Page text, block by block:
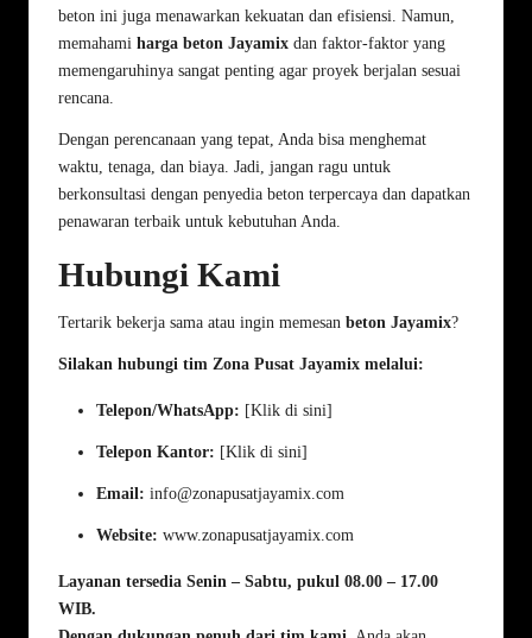
beton ini juga menawarkan kekuatan dan efisiensi. Namun,
memahami harga beton Jayamix dan faktor-faktor yang
memengaruhinya sangat penting agar proyek berjalan sesuai
rencana.
Dengan perencanaan yang tepat, Anda bisa menghemat
waktu, tenaga, dan biaya. Jadi, jangan ragu untuk
berkonsultasi dengan penyedia beton terpercaya dan dapatkan
penawaran terbaik untuk kebutuhan Anda.
Hubungi Kami
Tertarik bekerja sama atau ingin memesan beton Jayamix?
Silakan hubungi tim Zona Pusat Jayamix melalui:
Telepon/WhatsApp: [Klik di sini]
Telepon Kantor: [Klik di sini]
Email: info@zonapusatjayamix.com
Website: www.zonapusatjayamix.com
Layanan tersedia Senin – Sabtu, pukul 08.00 – 17.00
WIB.